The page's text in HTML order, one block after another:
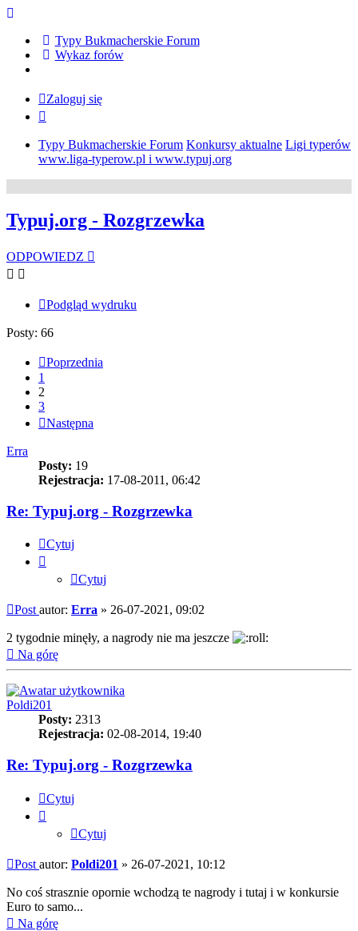
Typy Bukmacherskie Forum
Wykaz forów
Zaloguj się
Typy Bukmacherskie Forum Konkursy aktualne Ligi typerów
www.liga-typerow.pl i www.typuj.org
Typuj.org - Rozgrzewka
ODPOWIEDZ
Podgląd wydruku
Posty: 66
Poprzednia
1
2
3
Następna
Erra
Posty: 19
Rejestracja: 17-08-2011, 06:42
Re: Typuj.org - Rozgrzewka
Cytuj
Cytuj
Post autor: Erra » 26-07-2021, 09:02
2 tygodnie minęły, a nagrody nie ma jeszcze
Na górę
Poldi201
Posty: 2313
Rejestracja: 02-08-2014, 19:40
Re: Typuj.org - Rozgrzewka
Cytuj
Cytuj
Post autor: Poldi201 » 26-07-2021, 10:12
No coś strasznie opornie wchodzą te nagrody i tutaj i w konkursie
Euro to samo...
Na górę